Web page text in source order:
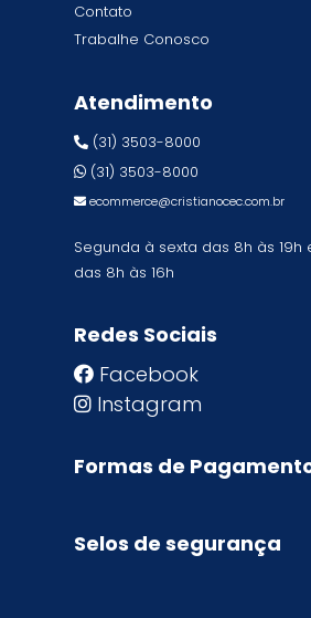
Contato
Trabalhe Conosco
Atendimento
(31) 3503-8000
(31) 3503-8000
ecommerce@cristianocec.com.br
Segunda à sexta das 8h às 19h
das 8h às 16h
Redes Sociais
Facebook
Instagram
Formas de
Selos de segurança